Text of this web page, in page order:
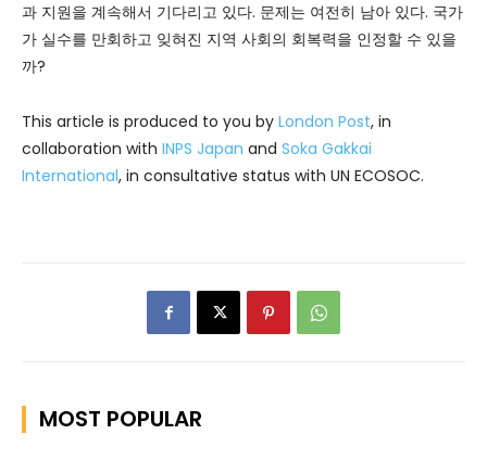
과 지원을 계속해서 기다리고 있다. 문제는 여전히 남아 있다. 국가
가 실수를 만회하고 잊혀진 지역 사회의 회복력을 인정할 수 있을
까?
This article is produced to you by London Post, in
collaboration with INPS Japan and Soka Gakkai
International, in consultative status with UN ECOSOC.
MOST POPULAR